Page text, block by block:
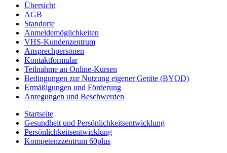
Übersicht
AGB
Standorte
Anmeldemöglichkeiten
VHS-Kundenzentrum
Ansprechpersonen
Kontaktformular
Teilnahme an Online-Kursen
Bedingungen zur Nutzung eigener Geräte (BYOD)
Ermäßigungen und Förderung
Anregungen und Beschwerden
Startseite
Gesundheit und Persönlichkeitsentwicklung
Persönlichkeitsentwicklung
Kompetenzzentrum 60plus